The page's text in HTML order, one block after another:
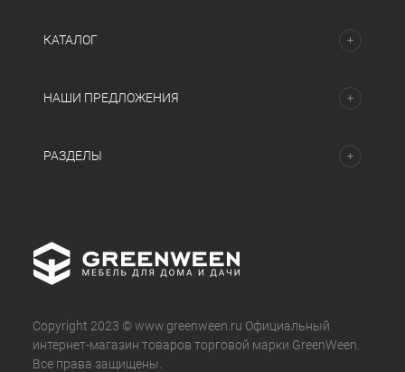
КАТАЛОГ
НАШИ ПРЕДЛОЖЕНИЯ
РАЗДЕЛЫ
Copyright 2023 © www.greenween.ru Официальный
интернет-магазин товаров торговой марки GreenWeen.
Все права защищены.